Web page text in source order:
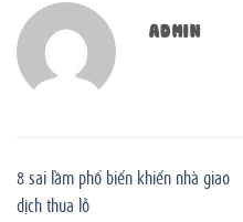
ADMIN
8 sai lầm phổ biến khiến nhà giao
dịch thua lỗ